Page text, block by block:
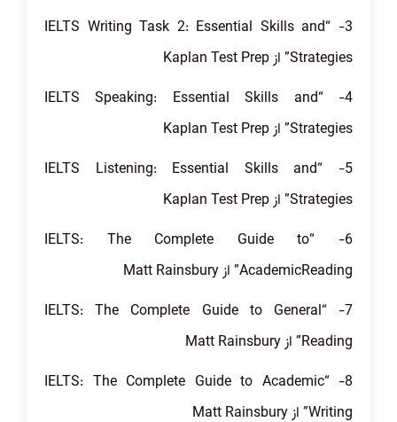
3- “IELTS Writing Task 2: Essential Skills and
Strategies” از Kaplan Test Prep
4- “IELTS Speaking: Essential Skills and
Strategies” از Kaplan Test Prep
5- “IELTS Listening: Essential Skills and
Strategies” از Kaplan Test Prep
6- “IELTS: The Complete Guide to
AcademicReading” از Matt Rainsbury
7- “IELTS: The Complete Guide to General
Reading” از Matt Rainsbury
8- “IELTS: The Complete Guide to Academic
Writing” از Matt Rainsbury